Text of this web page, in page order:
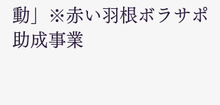
動」※赤い羽根ボラサポ
助成事業